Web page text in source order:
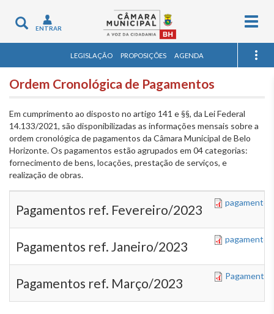
Toggle
navigation
ENTRAR
LEGISLAÇÃO PROPOSIÇÕES AGENDA
Ordem Cronológica de Pagamentos
Em cumprimento ao disposto no artigo 141 e §§, da Lei Federal
14.133/2021, são disponibilizadas as informações mensais sobre a
ordem cronológica de pagamentos da Câmara Municipal de Belo
Horizonte. Os pagamentos estão agrupados em 04 categorias:
fornecimento de bens, locações, prestação de serviços, e
realização de obras.
Pagamentos ref. Fevereiro/2023
Pagamentos ref. Janeiro/2023
Pagamentos ref. Março/2023